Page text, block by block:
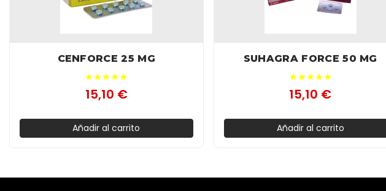
CENFORCE 25 MG
★★★★★
15,10 €
Añadir al carrito
SUHAGRA FORCE 50 MG
★★★★★
15,10 €
Añadir al carrito